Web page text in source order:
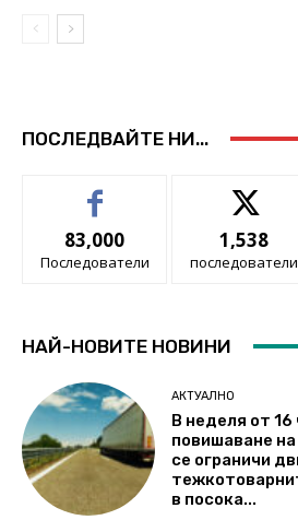
ПОСЛЕДВАЙТЕ НИ...
83,000
Последователи
1,538
последователи
НАЙ-НОВИТЕ НОВИНИ
АКТУАЛНО
В неделя от 16
повишаване
се ограничи
в посока...